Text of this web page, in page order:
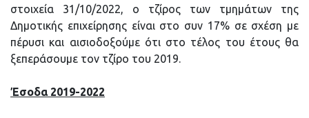
στοιχεία 31/10/2022, ο τζίρος των τμημάτων της
Δημοτικής επιχείρησης είναι στο συν 17% σε σχέση με
πέρυσι και αισιοδοξούμε ότι στο τέλος του έτους θα
ξεπεράσουμε τον τζίρο του 2019.
Έσοδα 2019-2022